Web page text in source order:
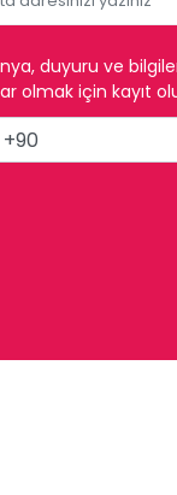
duyuru ve
olmak için kayıt